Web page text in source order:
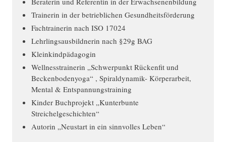
Trainerin in der betrieblichen Gesundheitsförderung
Fachtrainerin nach ISO 17024
Lehrlingsausbildnerin nach §29g BAG
Kleinkindpädagogin
Wellnesstrainerin „Schwerpunkt Rückenfit und
Beckenbodenyoga“ , Spiraldynamik- Körperarbeit,
Mental & Entspannungstraining
Kinder Buchprojekt „Kunterbunte
Streichelgeschichten“
Autorin „Neustart in ein sinnvolles Leben“